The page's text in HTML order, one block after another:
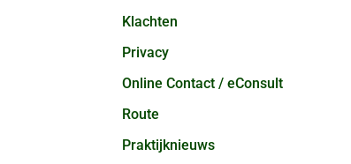
Klachten
Privacy
Online Contact / eConsult
Route
Praktijknieuws